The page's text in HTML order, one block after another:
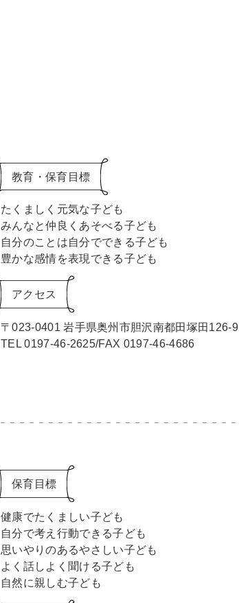
教育・保育目標
たくましく元気な子ども
みんなと仲良くあそべる子ども
自分のことは自分でできる子ども
豊かな感情を表現できる子ども
アクセス
〒023-0401岩手県奥州市胆沢南都田塚田126-9
TEL 0197-46-2625/FAX 0197-46-4686
保育目標
健康でたくましい子ども
自分で考え行動できる子ども
思いやりのあるやさしい子ども
よく話しよく聞ける子ども
自然に親しむ子ども